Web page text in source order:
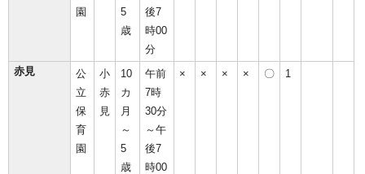
園
5
歳
後7
時00
分
赤見
公
立
保
育
園
小
赤
見
10
カ
月
～
5
歳
午前
7時
30分
～午
後7
時00
× × × × 〇 1